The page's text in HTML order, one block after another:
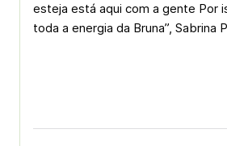
esteja está aqui com a gente Por
toda a energia da Bruna”, Sabrina